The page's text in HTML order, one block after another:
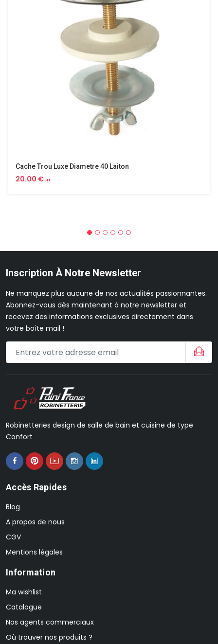
Cache Trou Luxe Diametre 40 Laiton
20.00 € HT
Inscription À Notre Newsletter
Ne manquez plus aucune de nos actualités passionnantes.
Abonnez-vous dès maintenant à notre newsletter et
recevez des informations exclusives directement dans
votre boîte mail !
Robinetteries design de salle de bain et cuisine de type
Confort
Accès Rapides
Blog
A propos de nous
CGV
Mentions légales
Information
Ma wishlist
Catalogue
Nos agents commerciaux
Où trouver nos produits ?